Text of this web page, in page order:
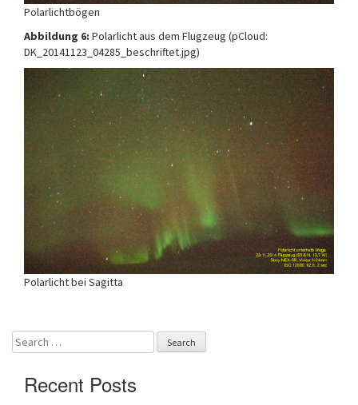
Polarlichtbögen
Abbildung 6: Polarlicht aus dem Flugzeug (pCloud:
DK_20141123_04285_beschriftet.jpg)
Polarlicht bei Sagitta
Search
for:
Recent Posts